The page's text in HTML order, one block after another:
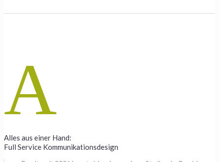
A
Alles aus einer Hand:
Full Service Kommunikationsdesign